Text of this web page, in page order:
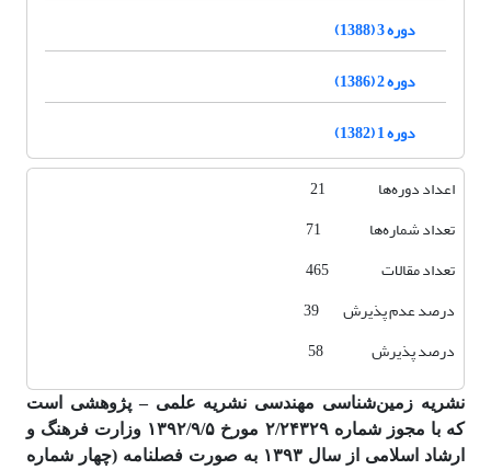
دوره 3 (1388)
دوره 2 (1386)
دوره 1 (1382)
اعداد دوره‌ها 21
تعداد شماره‌ها 71
تعداد مقالات 465
درصد عدم پذیرش 39
درصد پذیرش 58
نشریه زمین‌شناسی مهندسی نشریه علمی – پژوهشی است
که با مجوز شماره ۲/۲۴۳۲۹ مورخ ۱۳۹۲/۹/۵ وزارت فرهنگ و
ارشاد اسلامی از سال ۱۳۹۳ به صورت فصلنامه (چهار شماره